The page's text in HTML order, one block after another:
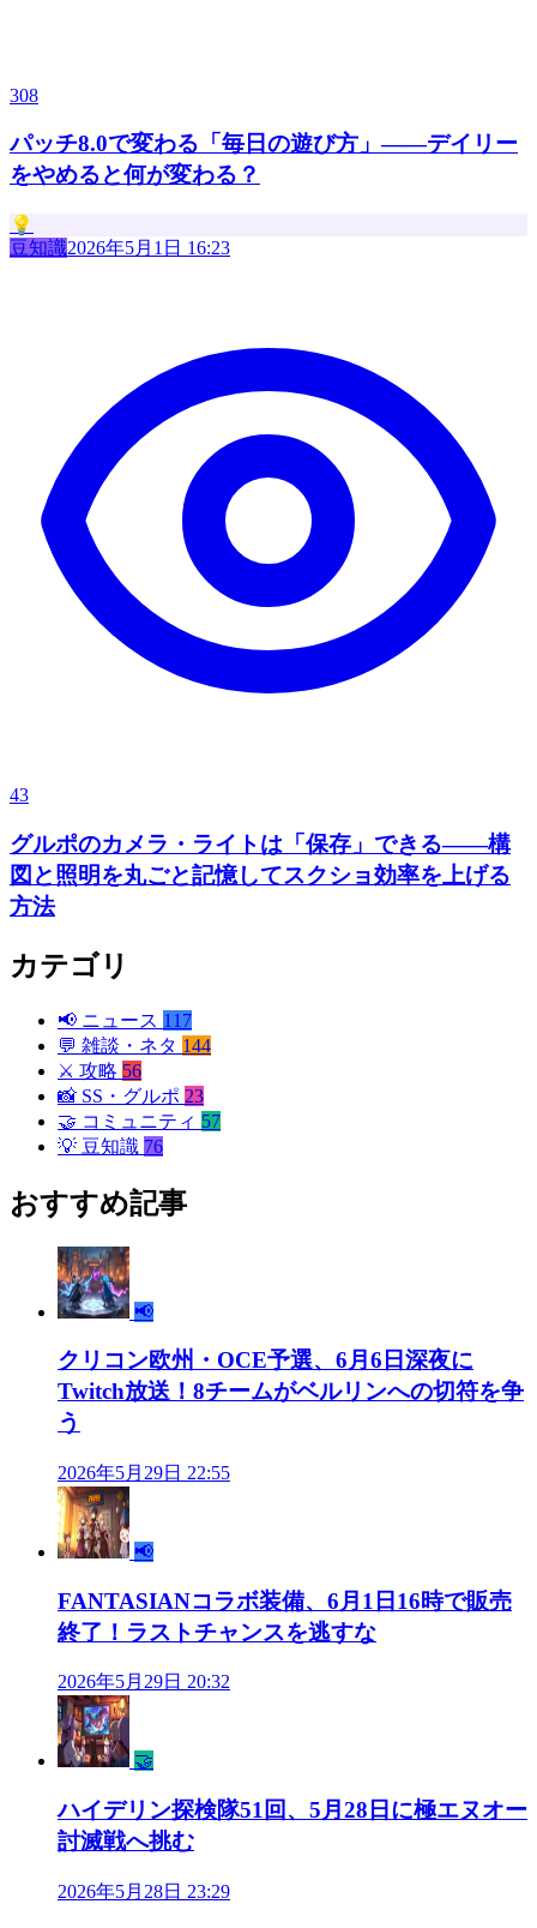
308
パッチ8.0で変わる「毎日の遊び方」——デイリー
をやめると何が変わる？
💡
豆知識2026年5月1日 16:23
43
グルポのカメラ・ライトは「保存」できる——構
図と照明を丸ごと記憶してスクショ効率を上げる
方法
カテゴリ
📢 ニュース 117
💬 雑談・ネタ 144
⚔️ 攻略 56
📸 SS・グルポ 23
🤝 コミュニティ 57
💡 豆知識 76
おすすめ記事
📢
クリコン欧州・OCE予選、6月6日深夜に
Twitch放送！8チームがベルリンへの切符を争
う
2026年5月29日 22:55
📢
FANTASIANコラボ装備、6月1日16時で販売
終了！ラストチャンスを逃すな
2026年5月29日 20:32
🤝
ハイデリン探検隊51回、5月28日に極エヌオー
討滅戦へ挑む
2026年5月28日 23:29